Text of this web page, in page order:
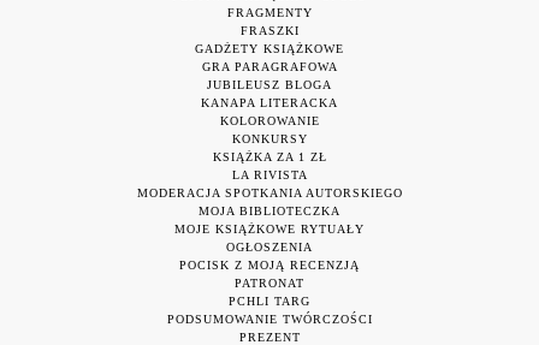
FRAGMENTY
FRASZKI
GADŻETY KSIĄŻKOWE
GRA PARAGRAFOWA
JUBILEUSZ BLOGA
KANAPA LITERACKA
KOLOROWANIE
KONKURSY
KSIĄŻKA ZA 1 ZŁ
LA RIVISTA
MODERACJA SPOTKANIA AUTORSKIEGO
MOJA BIBLIOTECZKA
MOJE KSIĄŻKOWE RYTUAŁY
OGŁOSZENIA
POCISK Z MOJĄ RECENZJĄ
PATRONAT
PCHLI TARG
PODSUMOWANIE TWÓRCZOŚCI
PREZENT